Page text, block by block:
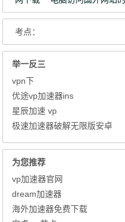
考点：
举一反三
vpn下
优途vp加速器ins
星辰加速 vp
极速加速器破解无限版安卓
为您推荐
vp加速器官网
dream加速器
海外加速器免费下载